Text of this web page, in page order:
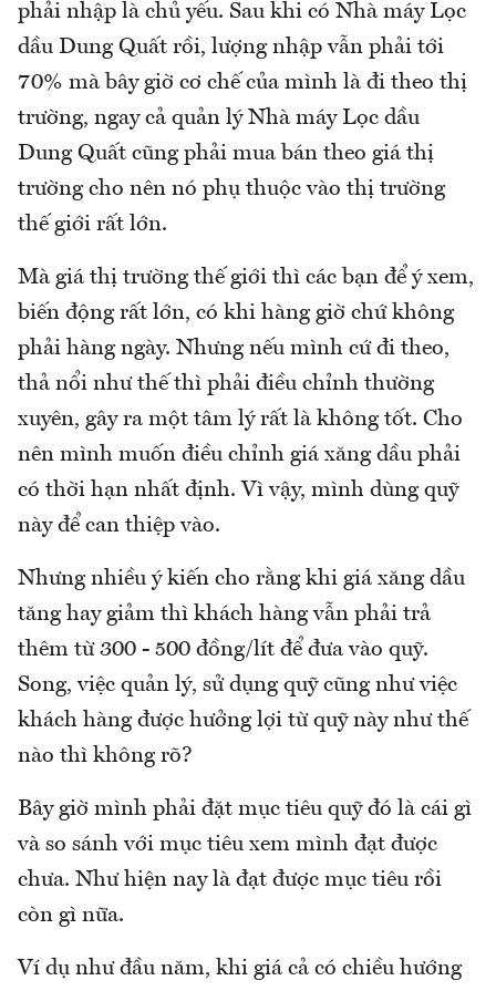
phải nhập là chủ yếu. Sau khi có Nhà máy Lọc
dầu Dung Quất rồi, lượng nhập vẫn phải tới
70% mà bây giờ cơ chế của mình là đi theo thị
trường, ngay cả quản lý Nhà máy Lọc dầu
Dung Quất cũng phải mua bán theo giá thị
trường cho nên nó phụ thuộc vào thị trường
thế giới rất lớn.
Mà giá thị trường thế giới thì các bạn để ý xem,
biến động rất lớn, có khi hàng giờ chứ không
phải hàng ngày. Nhưng nếu mình cứ đi theo,
thả nổi như thế thì phải điều chỉnh thường
xuyên, gây ra một tâm lý rất là không tốt. Cho
nên mình muốn điều chỉnh giá xăng dầu phải
có thời hạn nhất định. Vì vậy, mình dùng quỹ
này để can thiệp vào.
Nhưng nhiều ý kiến cho rằng khi giá xăng dầu
tăng hay giảm thì khách hàng vẫn phải trả
thêm từ 300 - 500 đồng/lít để đưa vào quỹ.
Song, việc quản lý, sử dụng quỹ cũng như việc
khách hàng được hưởng lợi từ quỹ này như thế
nào thì không rõ?
Bây giờ mình phải đặt mục tiêu quỹ đó là cái gì
và so sánh với mục tiêu xem mình đạt được
chưa. Như hiện nay là đạt được mục tiêu rồi
còn gì nữa.
Ví dụ như đầu năm, khi giá cả có chiều hướng